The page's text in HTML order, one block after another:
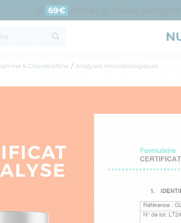
69€ d’achat en France métropolitaine
& Chondroïtine Analyses microbiologiques